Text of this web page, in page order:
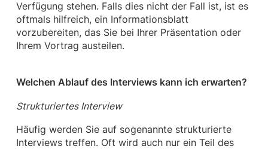
Verfügung stehen. Falls dies nicht der Fall ist, ist es
oftmals hilfreich, ein Informationsblatt
vorzubereiten, das Sie bei Ihrer Präsentation oder
Ihrem Vortrag austeilen.
Welchen Ablauf des Interviews kann ich erwarten?
Strukturiertes Interview
Häufig werden Sie auf sogenannte strukturierte
Interviews treffen. Oft wird auch nur ein Teil des